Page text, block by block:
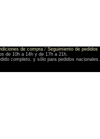
de compra / Seguimiento de pedidos
de 10h a 14h y de 17h a 21h.
completo, y sólo para pedidos nacionales.